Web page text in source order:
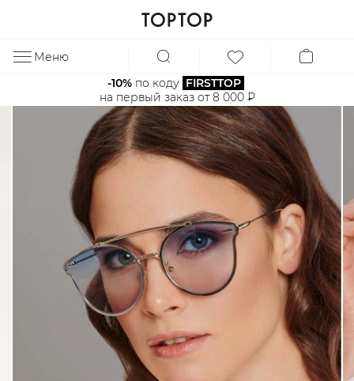
Меню
-10% по коду FIRSTTOP
на первый заказ от 8 000 ₽